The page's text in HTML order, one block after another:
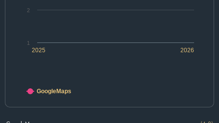
2025 2026
1
2
GoogleMaps